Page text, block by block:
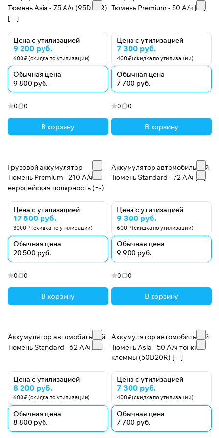
Тюмень Asia - 75 А/ч (95D26R)
[+-]
Цена с утилизацией
9 200 руб.
600 ₽ (скидка по утилизации)
Обычная цена
9 800 руб.
0 0
В корзину
Тюмень Premium - 50 А/ч [-+]
Цена с утилизацией
7 300 руб.
400 ₽ (скидка по утилизации)
Обычная цена
7 700 руб.
0 0
В корзину
Грузовой аккумулятор
Тюмень Premium - 210 А/ч
европейская полярность (+-)
Цена с утилизацией
17 500 руб.
3000 ₽ (скидка по утилизации)
Обычная цена
20 500 руб.
0 0
В корзину
Аккумулятор автомобильный
Тюмень Standard - 72 А/ч [-+]
Цена с утилизацией
9 300 руб.
600 ₽ (скидка по утилизации)
Обычная цена
9 900 руб.
0 0
В корзину
Аккумулятор автомобильный
Тюмень Standard - 62 А/ч [-+]
Цена с утилизацией
8 200 руб.
600 ₽ (скидка по утилизации)
Обычная цена
8 800 руб.
Аккумулятор автомобильный
Тюмень Asia - 50 А/ч тонкие
клеммы (50D20R) [+-]
Цена с утилизацией
7 300 руб.
400 ₽ (скидка по утилизации)
Обычная цена
7 700 руб.